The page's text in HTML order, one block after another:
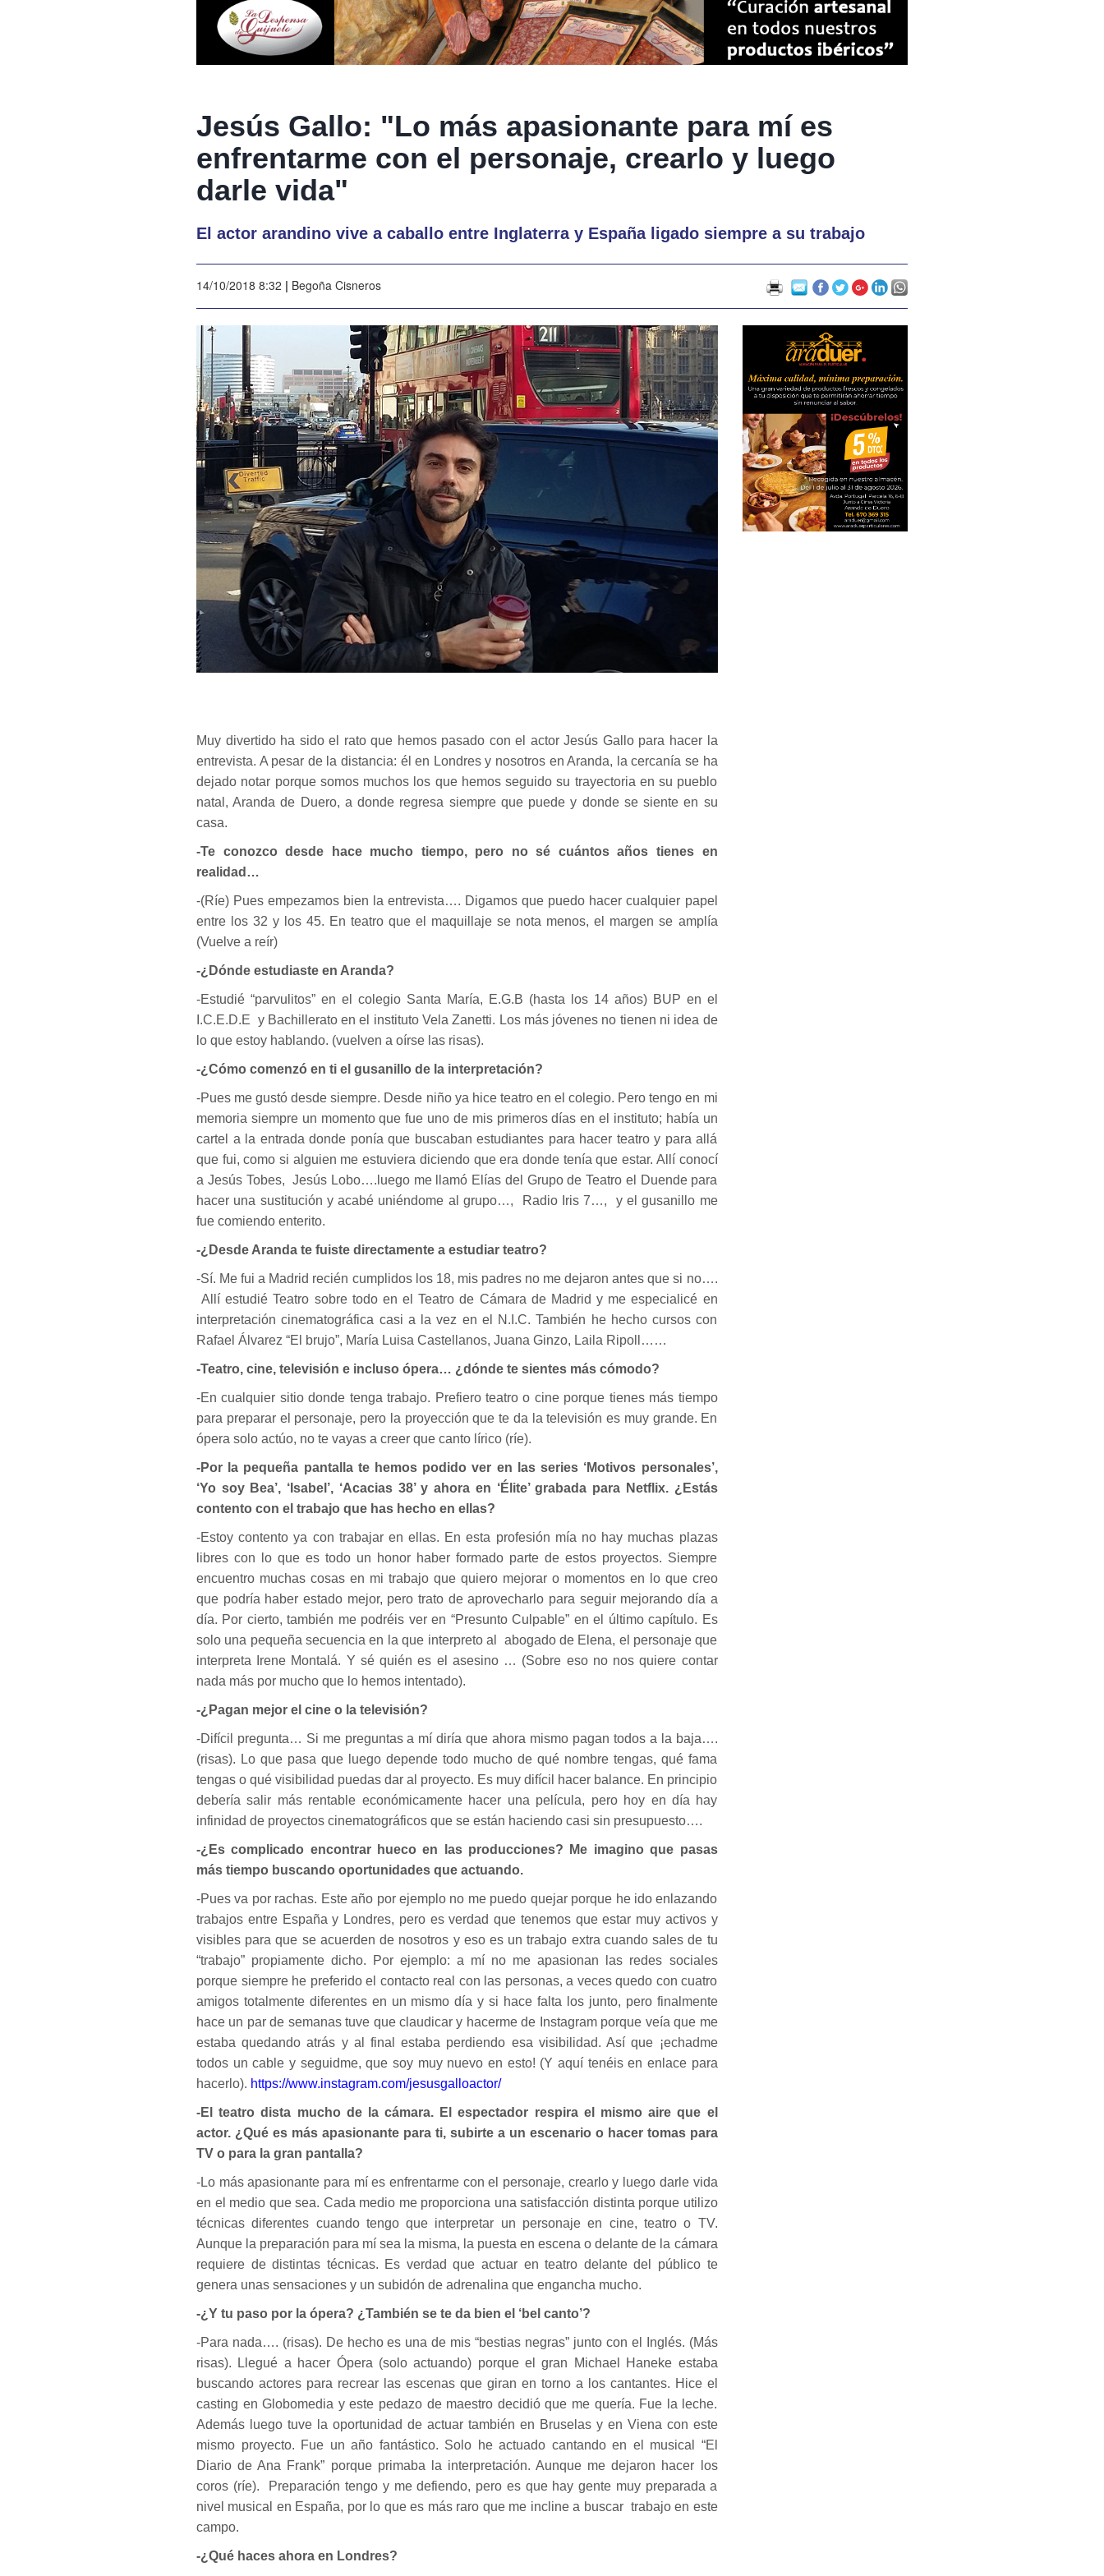
Jesús Gallo: "Lo más apasionante para mí es
enfrentarme con el personaje, crearlo y luego
darle vida"
El actor arandino vive a caballo entre Inglaterra y España ligado siempre a su trabajo
14/10/2018 8:32 | Begoña Cisneros
Muy divertido ha sido el rato que hemos pasado con el actor Jesús Gallo para hacer la
entrevista. A pesar de la distancia: él en Londres y nosotros en Aranda, la cercanía se ha
dejado notar porque somos muchos los que hemos seguido su trayectoria en su pueblo
natal, Aranda de Duero, a donde regresa siempre que puede y donde se siente en su
casa.
-Te conozco desde hace mucho tiempo, pero no sé cuántos años tienes en
realidad…
-(Ríe) Pues empezamos bien la entrevista…. Digamos que puedo hacer cualquier papel
entre los 32 y los 45. En teatro que el maquillaje se nota menos, el margen se amplía
(Vuelve a reír)
-¿Dónde estudiaste en Aranda?
-Estudié “parvulitos” en el colegio Santa María, E.G.B (hasta los 14 años) BUP en el
I.C.E.D.E y Bachillerato en el instituto Vela Zanetti. Los más jóvenes no tienen ni idea de
lo que estoy hablando. (vuelven a oírse las risas).
-¿Cómo comenzó en ti el gusanillo de la interpretación?
-Pues me gustó desde siempre. Desde niño ya hice teatro en el colegio. Pero tengo en mi
memoria siempre un momento que fue uno de mis primeros días en el instituto; había un
cartel a la entrada donde ponía que buscaban estudiantes para hacer teatro y para allá
que fui, como si alguien me estuviera diciendo que era donde tenía que estar. Allí conocí
a Jesús Tobes, Jesús Lobo….luego me llamó Elías del Grupo de Teatro el Duende para
hacer una sustitución y acabé uniéndome al grupo…, Radio Iris 7…, y el gusanillo me
fue comiendo enterito.
-¿Desde Aranda te fuiste directamente a estudiar teatro?
-Sí. Me fui a Madrid recién cumplidos los 18, mis padres no me dejaron antes que si no….
Allí estudié Teatro sobre todo en el Teatro de Cámara de Madrid y me especialicé en
interpretación cinematográfica casi a la vez en el N.I.C. También he hecho cursos con
Rafael Álvarez “El brujo”, María Luisa Castellanos, Juana Ginzo, Laila Ripoll……
-Teatro, cine, televisión e incluso ópera… ¿dónde te sientes más cómodo?
-En cualquier sitio donde tenga trabajo. Prefiero teatro o cine porque tienes más tiempo
para preparar el personaje, pero la proyección que te da la televisión es muy grande. En
ópera solo actúo, no te vayas a creer que canto lírico (ríe).
-Por la pequeña pantalla te hemos podido ver en las series ‘Motivos personales’,
‘Yo soy Bea’, ‘Isabel’, ‘Acacias 38’ y ahora en ‘Élite’ grabada para Netflix. ¿Estás
contento con el trabajo que has hecho en ellas?
-Estoy contento ya con trabajar en ellas. En esta profesión mía no hay muchas plazas
libres con lo que es todo un honor haber formado parte de estos proyectos. Siempre
encuentro muchas cosas en mi trabajo que quiero mejorar o momentos en lo que creo
que podría haber estado mejor, pero trato de aprovecharlo para seguir mejorando día a
día. Por cierto, también me podréis ver en “Presunto Culpable” en el último capítulo. Es
solo una pequeña secuencia en la que interpreto al abogado de Elena, el personaje que
interpreta Irene Montalá. Y sé quién es el asesino … (Sobre eso no nos quiere contar
nada más por mucho que lo hemos intentado).
-¿Pagan mejor el cine o la televisión?
-Difícil pregunta… Si me preguntas a mí diría que ahora mismo pagan todos a la baja….
(risas). Lo que pasa que luego depende todo mucho de qué nombre tengas, qué fama
tengas o qué visibilidad puedas dar al proyecto. Es muy difícil hacer balance. En principio
debería salir más rentable económicamente hacer una película, pero hoy en día hay
infinidad de proyectos cinematográficos que se están haciendo casi sin presupuesto….
-¿Es complicado encontrar hueco en las producciones? Me imagino que pasas
más tiempo buscando oportunidades que actuando.
-Pues va por rachas. Este año por ejemplo no me puedo quejar porque he ido enlazando
trabajos entre España y Londres, pero es verdad que tenemos que estar muy activos y
visibles para que se acuerden de nosotros y eso es un trabajo extra cuando sales de tu
“trabajo” propiamente dicho. Por ejemplo: a mí no me apasionan las redes sociales
porque siempre he preferido el contacto real con las personas, a veces quedo con cuatro
amigos totalmente diferentes en un mismo día y si hace falta los junto, pero finalmente
hace un par de semanas tuve que claudicar y hacerme de Instagram porque veía que me
estaba quedando atrás y al final estaba perdiendo esa visibilidad. Así que ¡echadme
todos un cable y seguidme, que soy muy nuevo en esto! (Y aquí tenéis en enlace para
hacerlo). https://www.instagram.com/jesusgalloactor/
-El teatro dista mucho de la cámara. El espectador respira el mismo aire que el
actor. ¿Qué es más apasionante para ti, subirte a un escenario o hacer tomas para
TV o para la gran pantalla?
-Lo más apasionante para mí es enfrentarme con el personaje, crearlo y luego darle vida
en el medio que sea. Cada medio me proporciona una satisfacción distinta porque utilizo
técnicas diferentes cuando tengo que interpretar un personaje en cine, teatro o TV.
Aunque la preparación para mí sea la misma, la puesta en escena o delante de la cámara
requiere de distintas técnicas. Es verdad que actuar en teatro delante del público te
genera unas sensaciones y un subidón de adrenalina que engancha mucho.
-¿Y tu paso por la ópera? ¿También se te da bien el ‘bel canto’?
-Para nada…. (risas). De hecho es una de mis “bestias negras” junto con el Inglés. (Más
risas). Llegué a hacer Ópera (solo actuando) porque el gran Michael Haneke estaba
buscando actores para recrear las escenas que giran en torno a los cantantes. Hice el
casting en Globomedia y este pedazo de maestro decidió que me quería. Fue la leche.
Además luego tuve la oportunidad de actuar también en Bruselas y en Viena con este
mismo proyecto. Fue un año fantástico. Solo he actuado cantando en el musical “El
Diario de Ana Frank” porque primaba la interpretación. Aunque me dejaron hacer los
coros (ríe). Preparación tengo y me defiendo, pero es que hay gente muy preparada a
nivel musical en España, por lo que es más raro que me incline a buscar trabajo en este
campo.
-¿Qué haces ahora en Londres?